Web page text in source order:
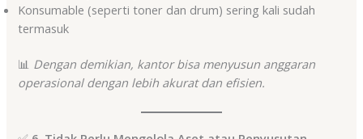
Konsumable (seperti toner dan drum) sering kali sudah
termasuk
📊 Dengan demikian, kantor bisa menyusun anggaran
operasional dengan lebih akurat dan efisien.